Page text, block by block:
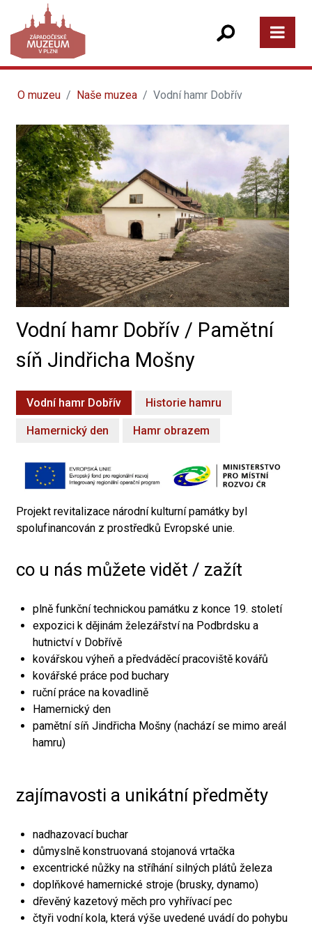
O muzeu Naše muzea Vodní hamr Dobřív
Vodní hamr Dobřív / Pamětní
síň Jindřicha Mošny
Vodní hamr Dobřív Historie hamru
Hamernický den Hamr obrazem
Projekt revitalizace národní kulturní památky byl
spolufinancován z prostředků Evropské unie.
co u nás můžete vidět / zažít
plně funkční technickou památku z konce 19. století
expozici k dějinám železářství na Podbrdsku a
hutnictví v Dobřívě
kovářskou výheň a předváděcí pracoviště kovářů
kovářské práce pod buchary
ruční práce na kovadlině
Hamernický den
pamětní síň Jindřicha Mošny (nachází se mimo areál
hamru)
zajímavosti a unikátní předměty
nadhazovací buchar
důmyslně konstruovaná stojanová vrtačka
excentrické nůžky na stříhání silných plátů železa
doplňkové hamernické stroje (brusky, dynamo)
dřevěný kazetový měch pro vyhřívací pec
čtyři vodní kola, která výše uvedené uvádí do pohybu